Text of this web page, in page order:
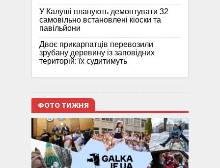
У Калуші планують демонтувати 32
самовільно встановлені кіоски та
павільйони
Двоє прикарпатців перевозили
зрубану деревину із заповідних
територій: їх судитимуть
ФОТО ТИЖНЯ